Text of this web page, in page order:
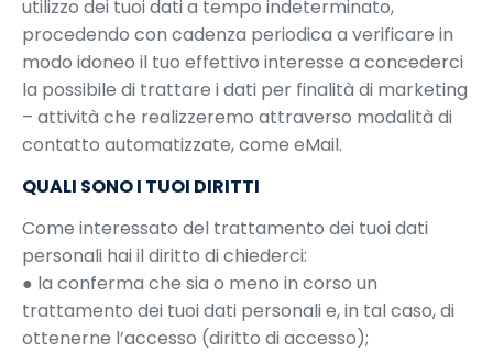
utilizzo dei tuoi dati a tempo indeterminato,
procedendo con cadenza periodica a verificare in
modo idoneo il tuo effettivo interesse a concederci
la possibile di trattare i dati per finalità di marketing
– attività che realizzeremo attraverso modalità di
contatto automatizzate, come eMail.
QUALI SONO I TUOI DIRITTI
Come interessato del trattamento dei tuoi dati
personali hai il diritto di chiederci:
● la conferma che sia o meno in corso un
trattamento dei tuoi dati personali e, in tal caso, di
ottenerne l’accesso (diritto di accesso);